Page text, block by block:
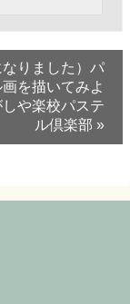
なりました）パ
を描いてみよ
や楽校パステ
ル倶楽部 »